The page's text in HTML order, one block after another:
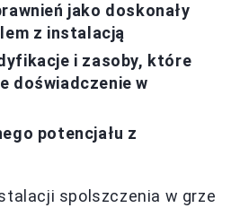
jako doskonały
z instalacją
i zasoby, które
doświadczenie w
potencjału z
spolszczenia w grze